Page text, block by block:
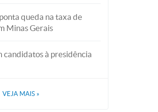
queda na taxa de
Minas Gerais
candidatos à presidência
VEJA MAIS »